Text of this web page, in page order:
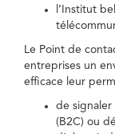
l’Institut
Le Point de
entreprises un
efficace leur
de signaler
(B2C) ou